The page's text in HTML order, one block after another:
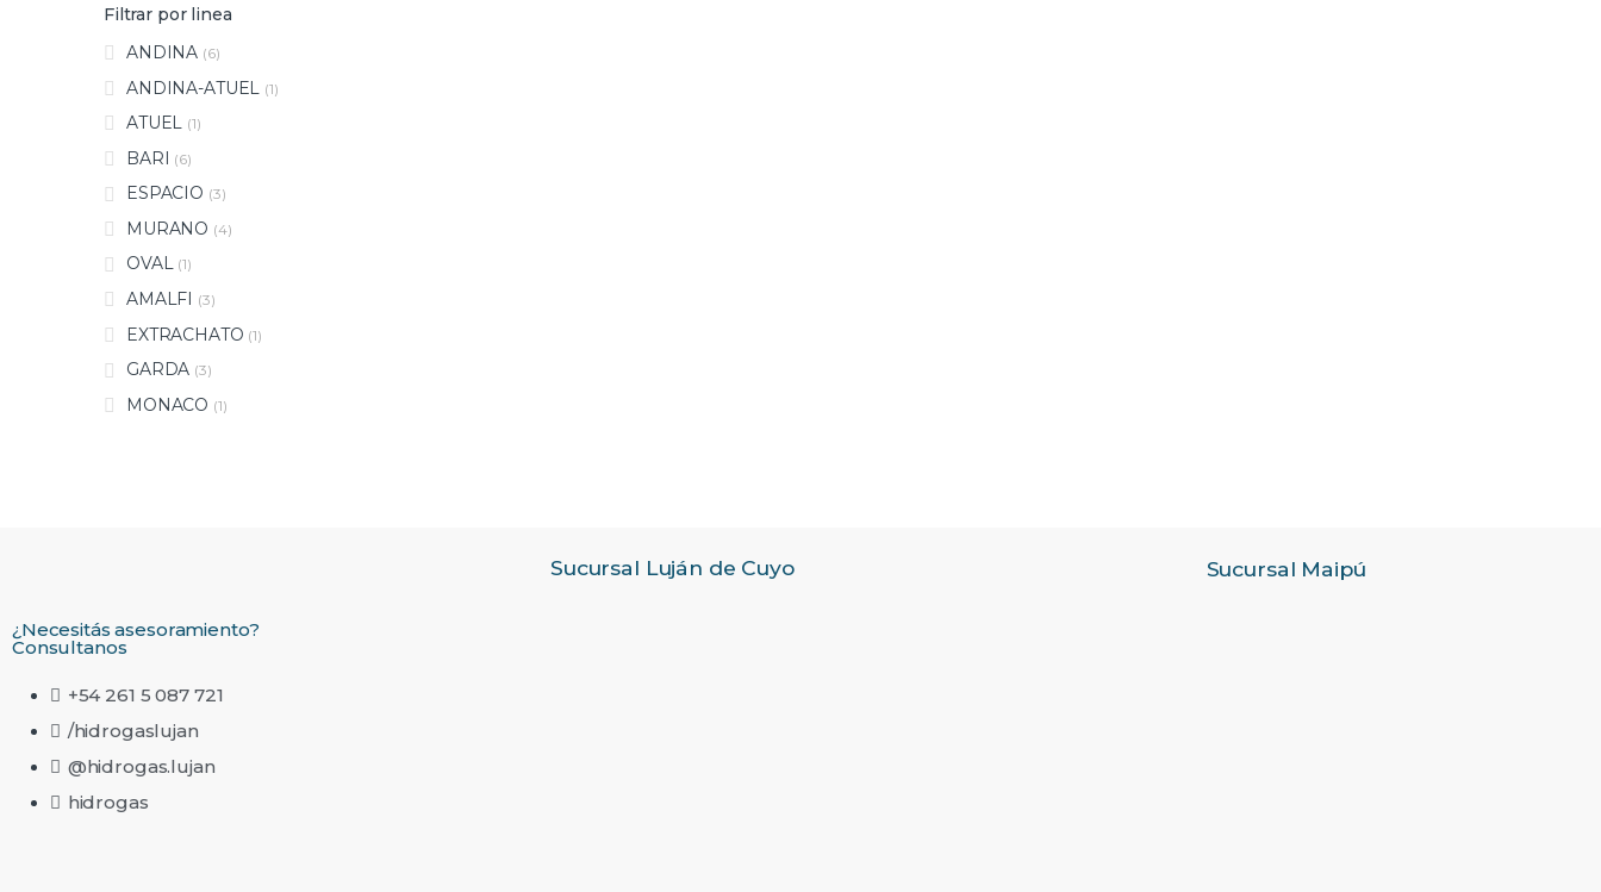
Filtrar por linea
ANDINA (6)
ANDINA-ATUEL (1)
ATUEL (1)
BARI (6)
ESPACIO (3)
MURANO (4)
OVAL (1)
AMALFI (3)
EXTRACHATO (1)
GARDA (3)
MONACO (1)
¿Necesitás asesoramiento?
Consultanos
+54 261 5 087 721
/hidrogaslujan
@hidrogas.lujan
hidrogas
Sucursal Luján de Cuyo Sucursal Maipú